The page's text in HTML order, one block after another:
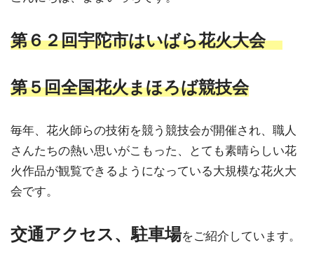
第６２回宇陀市はいばら花火大会
第５回全国花火まほろば競技会
毎年、花火師らの技術を競う競技会が開催され、職人
さんたちの熱い思いがこもった、とても素晴らしい花
火作品が観覧できるようになっている大規模な花火大
会です。
交通アクセス、駐車場をご紹介しています。